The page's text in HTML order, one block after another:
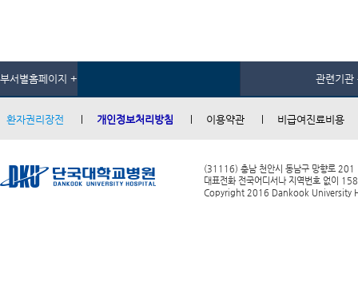
부서별홈페이지 + 관련기관
환자권리장전 개인정보처리방침 이용약관 비급여진료비용
(31116) 충남 천안시 동남구 망향로 201
대표전화 전국어디서나 지역번호 없이
Copyright 2016 Dankook University